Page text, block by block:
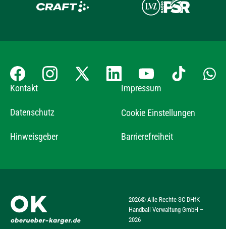
Kontakt Impressum
Datenschutz Cookie Einstellungen
Hinweisgeber Barrierefreiheit
2026© Alle Rechte SC DHfK
Handball Verwaltung GmbH –
2026